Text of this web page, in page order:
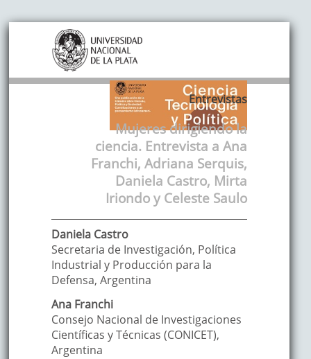
Entrevistas
Mujeres dirigiendo la
ciencia. Entrevista a Ana
Franchi, Adriana Serquis,
Daniela Castro, Mirta
Iriondo y Celeste Saulo
Daniela Castro
Secretaria de Investigación, Política
Industrial y Producción para la
Defensa, Argentina
Ana Franchi
Consejo Nacional de Investigaciones
Científicas y Técnicas (CONICET),
Argentina